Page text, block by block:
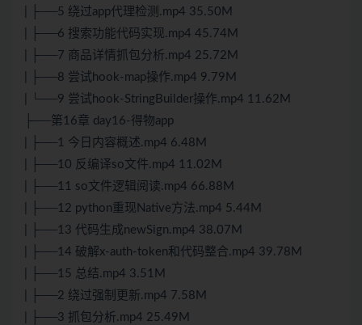
| ├──5 绕过app代理检测.mp4 35.50M
| ├──6 搜索功能代码实现.mp4 45.74M
| ├──7 商品详情抓包分析.mp4 25.72M
| ├──8 尝试hook-map操作.mp4 9.79M
| └──9 尝试hook-StringBuilder操作.mp4 11.62M
├──第16章 day16-得物app
| ├──1 今日内容概述.mp4 6.48M
| ├──10 反编译so文件.mp4 11.02M
| ├──11 so文件逻辑阅读.mp4 66.88M
| ├──12 python重现Native方法.mp4 5.44M
| ├──13 代码生成newSign.mp4 38.07M
| ├──14 破解x-auth-token和代码整合.mp4 39.78M
| ├──15 总结.mp4 3.51M
| ├──2 绕过强制更新.mp4 7.58M
| ├──3 抓包分析.mp4 25.49M